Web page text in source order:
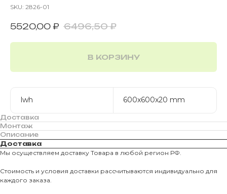
SKU: 2826-01
5520,00 ₽ 6496,50 ₽
В КОРЗИНУ
lwh 600x600x20 mm
Доставка
Монтаж
Описание
Доставка
Мы осуществляем доставку Товара в любой регион РФ.
Стоимость и условия доставки рассчитываются индивидуально для
каждого заказа.